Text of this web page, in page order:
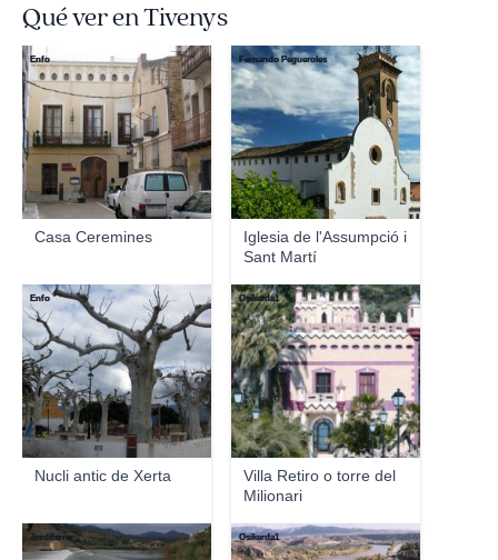
Qué ver en Tivenys
Casa Ceremines
Enfo
Iglesia de l'Assumpció i
Sant Martí
Fernando Pegueroles
Nucli antic de Xerta
Enfo
Villa Retiro o torre del
Milionari
Osikerda1
Jordiferrer Osikerda1